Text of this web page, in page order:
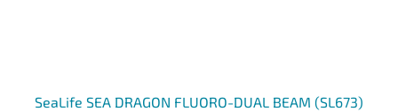
SeaLife SEA DRAGON FLUORO-DUAL BEAM (SL673)